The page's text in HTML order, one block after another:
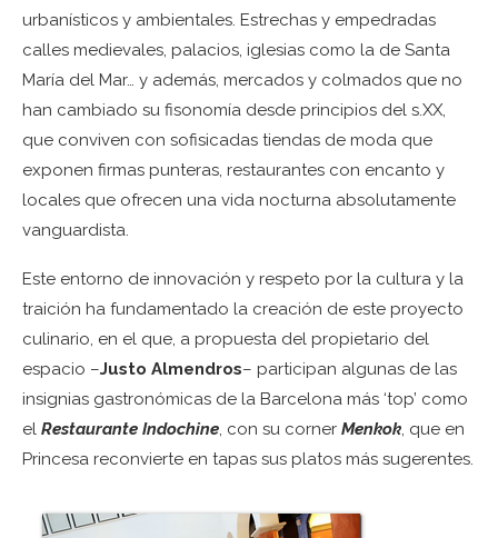
urbanísticos y ambientales. Estrechas y empedradas
calles medievales, palacios, iglesias como la de Santa
María del Mar… y además, mercados y colmados que no
han cambiado su fisonomía desde principios del s.XX,
que conviven con sofisicadas tiendas de moda que
exponen firmas punteras, restaurantes con encanto y
locales que ofrecen una vida nocturna absolutamente
vanguardista.
Este entorno de innovación y respeto por la cultura y la
traición ha fundamentado la creación de este proyecto
culinario, en el que, a propuesta del propietario del
espacio –Justo Almendros– participan algunas de las
insignias gastronómicas de la Barcelona más ‘top’ como
el Restaurante Indochine, con su corner Menkok, que en
Princesa reconvierte en tapas sus platos más sugerentes.